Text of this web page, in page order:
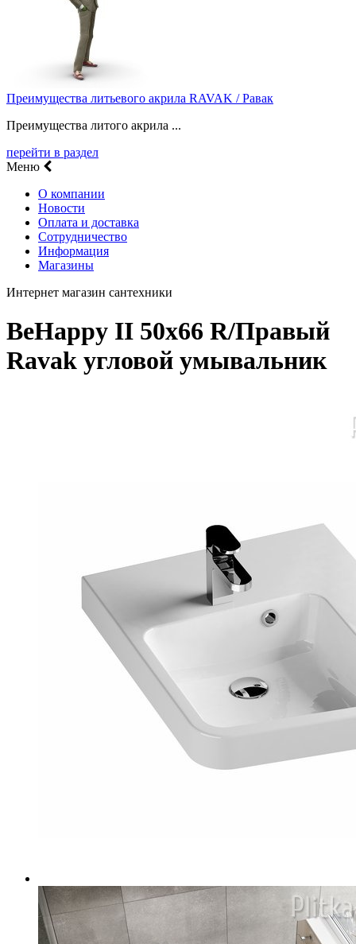
Преимущества литьевого акрила RAVAK / Равак
Преимущества литого акрила ...
перейти в раздел
Меню
О компании
Новости
Оплата и доставка
Сотрудничество
Информация
Магазины
Интернет магазин сантехники
BeHappy II 50х66 R/Правый
Ravak угловой умывальник